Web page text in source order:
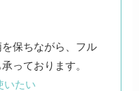
保ちながら、フル
いたい